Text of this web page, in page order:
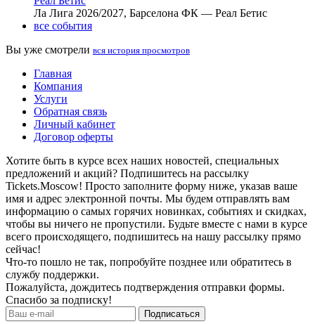
Ла Лига 2026/2027, Барселона ФК — Реал Бетис
все события
Вы уже смотрели вся история просмотров
Главная
Компания
Услуги
Обратная связь
Личный кабинет
Договор оферты
Хотите быть в курсе всех наших новостей, специальных
предложений и акций? Подпишитесь на рассылку
Tickets.Moscow! Просто заполните форму ниже, указав ваше
имя и адрес электронной почты. Мы будем отправлять вам
информацию о самых горячих новинках, событиях и скидках,
чтобы вы ничего не пропустили. Будьте вместе с нами в курсе
всего происходящего, подпишитесь на нашу рассылку прямо
сейчас!
Что-то пошло не так, попробуйте позднее или обратитесь в
службу поддержки.
Пожалуйста, дождитесь подтверждения отправки формы.
Спасибо за подписку!
Подписаться